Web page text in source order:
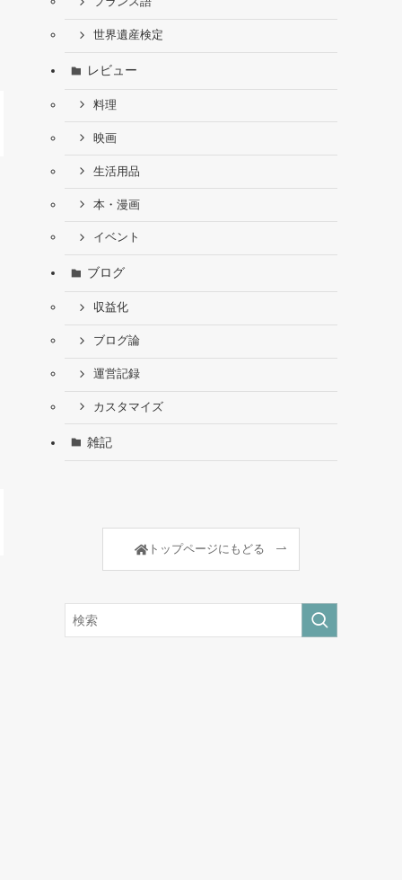
世界遺産検定
レビュー
料理
映画
生活用品
本・漫画
イベント
ブログ
収益化
ブログ論
運営記録
カスタマイズ
雑記
トップページにもどる